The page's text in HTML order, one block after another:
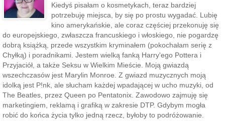
Kiedyś pisałam o kosmetykach, teraz bardziej
potrzebuję miejsca, by się po prostu wygadać. Lubię
kino amerykańskie, ale coraz częściej przekonuję się
do europejskiego, zwłaszcza francuskiego i włoskiego, nie pogardzę
dobrą książką, przede wszystkim kryminałem (pokochałam serię z
Chyłką) i poradnikami. Jestem wielką fanką Harry'ego Pottera i
Przyjaciół, a także Seksu w Wielkim Mieście. Moją gwiazdą
wszechczasów jest Marylin Monroe. Z gwiazd muzycznych moją
idolką jest P!nk, ale słucham każdej wpadającej w ucho muzyki, od
The Beatles, przez Queen po Pentatonix. Zawodowo zajmuję się
marketingiem, reklamą i grafiką w zakresie DTP. Gdybym mogła
robić do końca życia tylko jedną rzecz, byłoby to podróżowanie.